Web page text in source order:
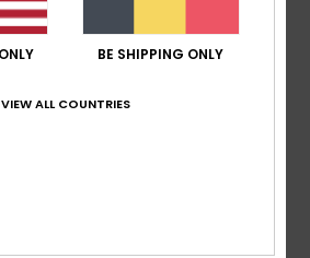
5 BE SHIPPING ONLY
VIEW ALL COUNTRIES